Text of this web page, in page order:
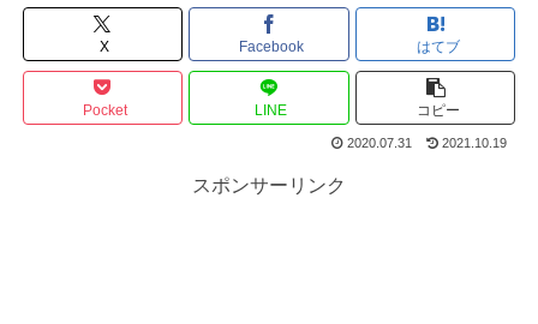
X Facebook はてブ
Pocket LINE コピー
2020.07.31 2021.10.19
スポンサーリンク